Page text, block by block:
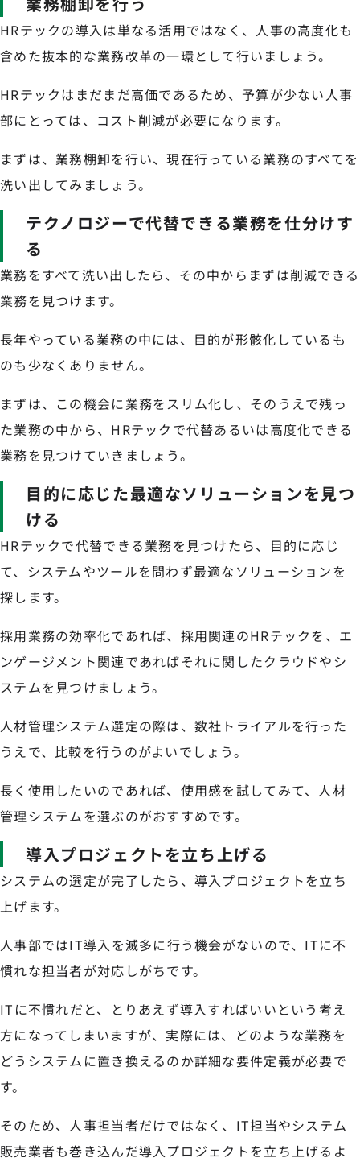
HRテックの導入は単なる活用ではなく、人事の高度化も
含めた抜本的な業務改革の一環として行いましょう。
HRテックはまだまだ高価であるため、予算が少ない人事
部にとっては、コスト削減が必要になります。
まずは、業務棚卸を行い、現在行っている業務のすべてを
洗い出してみましょう。
テクノロジーで代替できる業務を仕分けす
る
業務をすべて洗い出したら、その中からまずは削減できる
業務を見つけます。
長年やっている業務の中には、目的が形骸化しているも
のも少なくありません。
まずは、この機会に業務をスリム化し、そのうえで残っ
た業務の中から、HRテックで代替あるいは高度化できる
業務を見つけていきましょう。
目的に応じた最適なソリューションを見つ
ける
HRテックで代替できる業務を見つけたら、目的に応じ
て、システムやツールを問わず最適なソリューションを
探します。
採用業務の効率化であれば、採用関連のHRテックを、エ
ンゲージメント関連であればそれに関したクラウドやシ
ステムを見つけましょう。
人材管理システム選定の際は、数社トライアルを行った
うえで、比較を行うのがよいでしょう。
長く使用したいのであれば、使用感を試してみて、人材
管理システムを選ぶのがおすすめです。
導入プロジェクトを立ち上げる
システムの選定が完了したら、導入プロジェクトを立ち
上げます。
人事部ではIT導入を滅多に行う機会がないので、ITに不
慣れな担当者が対応しがちです。
ITに不慣れだと、とりあえず導入すればいいという考え
方になってしまいますが、実際には、どのような業務を
どうシステムに置き換えるのか詳細な要件定義が必要で
す。
そのため、人事担当者だけではなく、IT担当やシステム
販売業者も巻き込んだ導入プロジェクトを立ち上げるよ